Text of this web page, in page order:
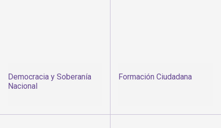
Democracia y Soberanía
Nacional
Formación Ciudadana